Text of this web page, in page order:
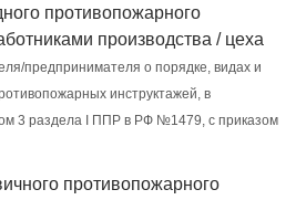
противопожарного
производства / цеха
предпринимателя о порядке, видах и
инструктажей, в
3 раздела I ППР в РФ №1479, с приказом
противопожарного